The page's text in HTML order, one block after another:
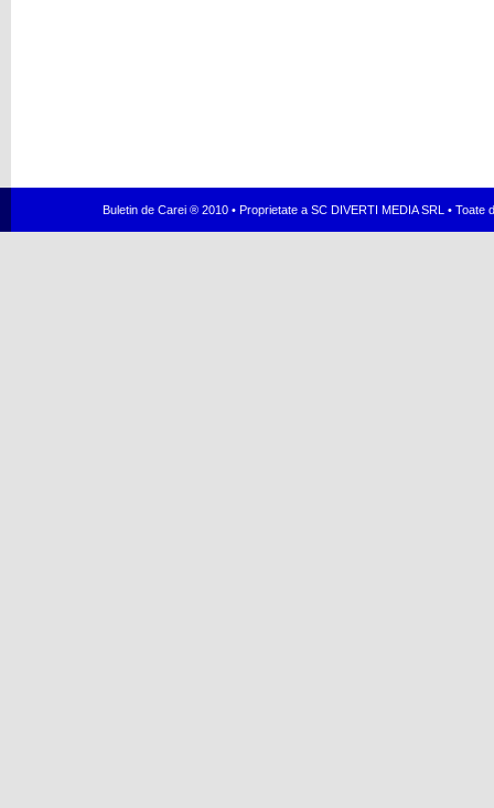
Buletin de Carei ® 2010 • Proprietate a SC DIVERTI MEDIA SRL •